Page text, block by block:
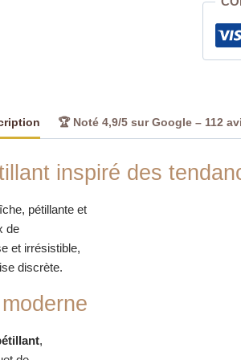
🏆 Noté 4,9/5 sur Google – 112
inspiré des
pétillante et
de
et irrésistible,
discrète.
,